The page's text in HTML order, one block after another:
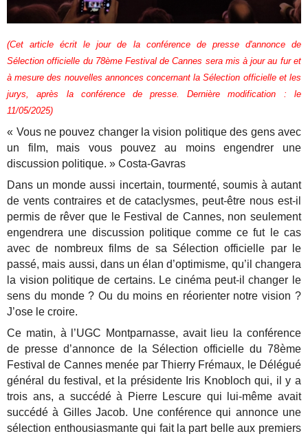
(Cet article écrit le jour de la conférence de presse d'annonce de
Sélection officielle du 78ème Festival de Cannes sera mis à jour au fur et
à mesure des nouvelles annonces concernant la Sélection officielle et les
jurys, après la conférence de presse. Dernière modification : le
11/05/2025)
« Vous ne pouvez changer la vision politique des gens avec
un film, mais vous pouvez au moins engendrer une
discussion politique. » Costa-Gavras
Dans un monde aussi incertain, tourmenté, soumis à autant
de vents contraires et de cataclysmes, peut-être nous est-il
permis de rêver que le Festival de Cannes, non seulement
engendrera une discussion politique comme ce fut le cas
avec de nombreux films de sa Sélection officielle par le
passé, mais aussi, dans un élan d’optimisme, qu’il changera
la vision politique de certains. Le cinéma peut-il changer le
sens du monde ? Ou du moins en réorienter notre vision ?
J’ose le croire.
Ce matin, à l’UGC Montparnasse, avait lieu la conférence
de presse d’annonce de la Sélection officielle du 78ème
Festival de Cannes menée par Thierry Frémaux, le Délégué
général du festival, et la présidente Iris Knobloch qui, il y a
trois ans, a succédé à Pierre Lescure qui lui-même avait
succédé à Gilles Jacob. Une conférence qui annonce une
sélection enthousiasmante qui fait la part belle aux premiers